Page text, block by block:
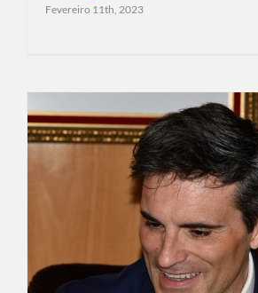
Fevereiro 11th, 2023